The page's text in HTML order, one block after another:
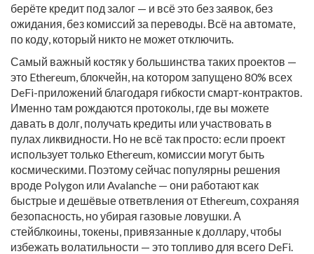
берёте кредит под залог — и всё это без заявок, без
ожидания, без комиссий за переводы. Всё на автомате,
по коду, который никто не может отключить.
Самый важный костяк у большинства таких проектов —
это Ethereum, блокчейн, на котором запущено 80% всех
DeFi-приложений благодаря гибкости смарт-контрактов.
Именно там рождаются протоколы, где вы можете
давать в долг, получать кредиты или участвовать в
пулах ликвидности. Но не всё так просто: если проект
использует только Ethereum, комиссии могут быть
космическими. Поэтому сейчас популярны решения
вроде Polygon или Avalanche — они работают как
быстрые и дешёвые ответвления от Ethereum, сохраняя
безопасность, но убирая газовые ловушки. А
стейблкоины,токены, привязанные к доллару, чтобы
избежать волатильности — это топливо для всего DeFi.